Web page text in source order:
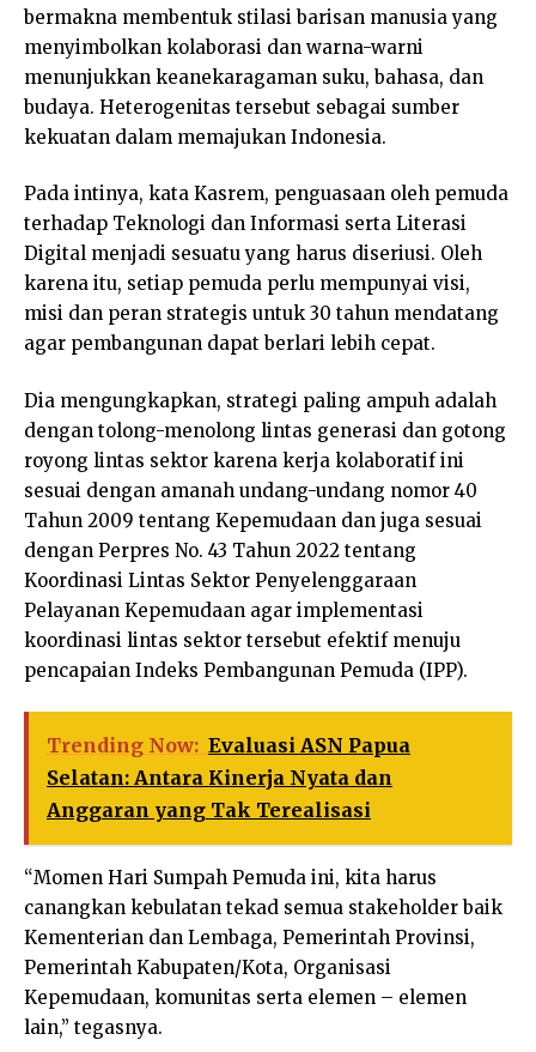
bermakna membentuk stilasi barisan manusia yang
menyimbolkan kolaborasi dan warna-warni
menunjukkan keanekaragaman suku, bahasa, dan
budaya. Heterogenitas tersebut sebagai sumber
kekuatan dalam memajukan Indonesia.
Pada intinya, kata Kasrem, penguasaan oleh pemuda
terhadap Teknologi dan Informasi serta Literasi
Digital menjadi sesuatu yang harus diseriusi. Oleh
karena itu, setiap pemuda perlu mempunyai visi,
misi dan peran strategis untuk 30 tahun mendatang
agar pembangunan dapat berlari lebih cepat.
Dia mengungkapkan, strategi paling ampuh adalah
dengan tolong-menolong lintas generasi dan gotong
royong lintas sektor karena kerja kolaboratif ini
sesuai dengan amanah undang-undang nomor 40
Tahun 2009 tentang Kepemudaan dan juga sesuai
dengan Perpres No. 43 Tahun 2022 tentang
Koordinasi Lintas Sektor Penyelenggaraan
Pelayanan Kepemudaan agar implementasi
koordinasi lintas sektor tersebut efektif menuju
pencapaian Indeks Pembangunan Pemuda (IPP).
Trending Now: Evaluasi ASN Papua
Selatan: Antara Kinerja Nyata dan
Anggaran yang Tak Terealisasi
“Momen Hari Sumpah Pemuda ini, kita harus
canangkan kebulatan tekad semua stakeholder baik
Kementerian dan Lembaga, Pemerintah Provinsi,
Pemerintah Kabupaten/Kota, Organisasi
Kepemudaan, komunitas serta elemen – elemen
lain,” tegasnya.